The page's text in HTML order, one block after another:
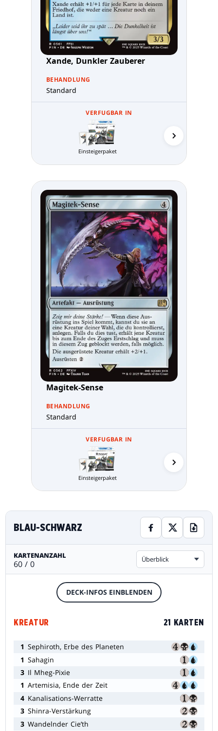
Xande, Dunkler Zauberer
BEHANDLUNG
Standard
VERFUGBAR IN
Einsteigerpaket
Magitek-Sense
BEHANDLUNG
Standard
VERFUGBAR IN
Einsteigerpaket
BLAU-SCHWARZ
KARTENANZAHL
60 / 0 Überblick
DECK-INFOS EINBLENDEN
KREATUR 21 KARTEN
1 Sephiroth, Erbe des Planeten
1 Sahagin
3 Il Mheg-Pixie
1 Artemisia, Ende der Zeit
4 Kanalisations-Werratte
3 Shinra-Verstärkung
3 Wandelnder Cie’th